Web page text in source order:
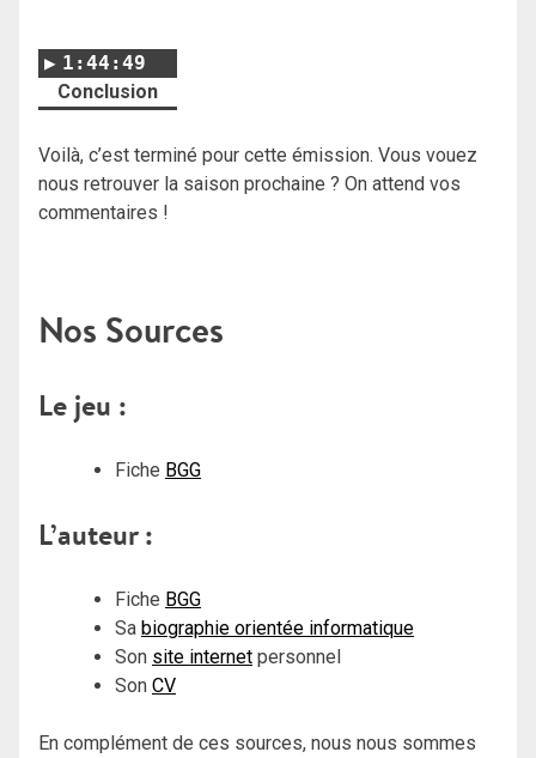
1:44:49
Conclusion
Voilà, c’est terminé pour cette émission. Vous vouez
nous retrouver la saison prochaine ? On attend vos
commentaires !
Nos Sources
Le jeu :
Fiche BGG
L’auteur :
Fiche BGG
Sa biographie orientée informatique
Son site internet personnel
Son CV
En complément de ces sources, nous nous sommes